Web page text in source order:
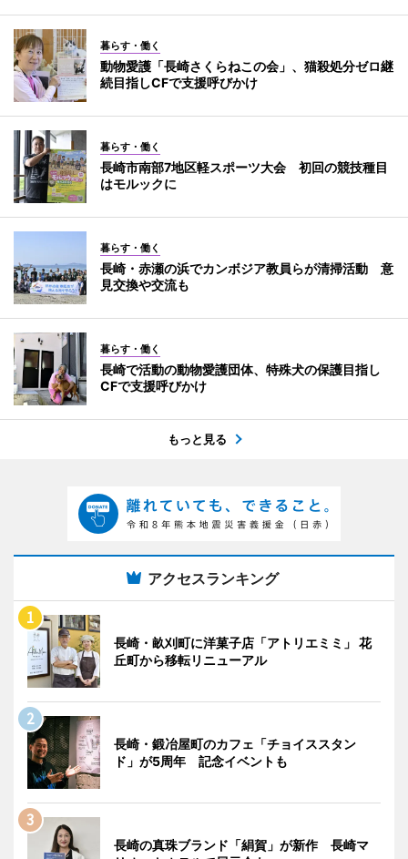
暮らす・働く
動物愛護「長崎さくらねこの会」、猫殺処分ゼロ継
続目指しCFで支援呼びかけ
暮らす・働く
長崎市南部7地区軽スポーツ大会 初回の競技種目
はモルックに
暮らす・働く
長崎・赤瀬の浜でカンボジア教員らが清掃活動 意
見交換や交流も
暮らす・働く
長崎で活動の動物愛護団体、特殊犬の保護目指し
CFで支援呼びかけ
もっと見る
アクセスランキング
長崎・畝刈町に洋菓子店「アトリエミミ」 花
丘町から移転リニューアル
長崎・鍛冶屋町のカフェ「チョイススタン
ド」が5周年 記念イベントも
長崎の真珠ブランド「絹賀」が新作 長崎マ